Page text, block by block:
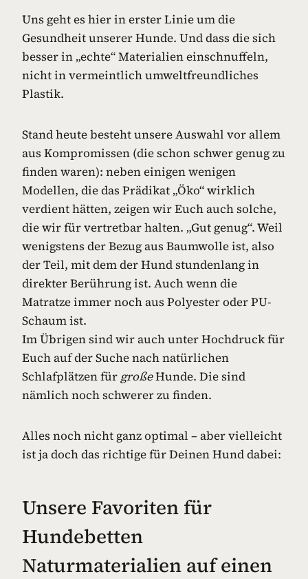
Uns geht es hier in erster Linie um die
Gesundheit unserer Hunde. Und dass die sich
besser in „echte“ Materialien einschnuffeln,
nicht in vermeintlich umweltfreundliches
Plastik.
Stand heute besteht unsere Auswahl vor allem
aus Kompromissen (die schon schwer genug zu
finden waren): neben einigen wenigen
Modellen, die das Prädikat „Öko“ wirklich
verdient hätten, zeigen wir Euch auch solche,
die wir für vertretbar halten. „Gut genug“. Weil
wenigstens der Bezug aus Baumwolle ist, also
der Teil, mit dem der Hund stundenlang in
direkter Berührung ist. Auch wenn die
Matratze immer noch aus Polyester oder PU-
Schaum ist.
Im Übrigen sind wir auch unter Hochdruck für
Euch auf der Suche nach natürlichen
Schlafplätzen für großeHunde. Die sind
nämlich noch schwerer zu finden.
Alles noch nicht ganz optimal – aber vielleicht
ist ja doch das richtige für Deinen Hund dabei:
Unsere Favoriten für
Hundebetten
Naturmaterialien auf einen